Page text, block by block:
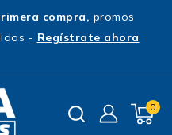
compra, promos
- Regístrate ahora
0